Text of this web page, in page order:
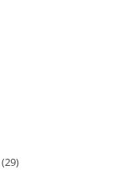
(29)